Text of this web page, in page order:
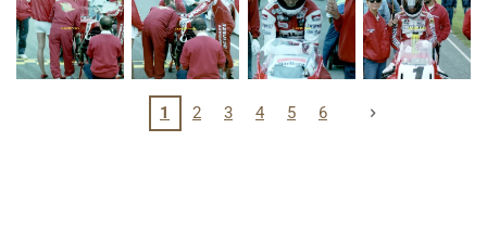
1 2 3 4 5 6